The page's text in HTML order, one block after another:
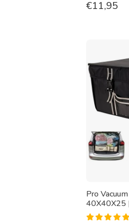
€11,95
Pro
40X40X25